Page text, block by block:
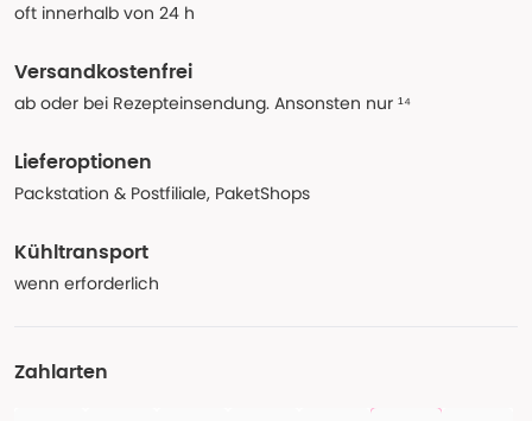
oft innerhalb von 24 h
Versandkostenfrei
ab oder bei Rezepteinsendung. Ansonsten nur ¹⁴
Lieferoptionen
Packstation & Postfiliale, PaketShops
Kühltransport
wenn erforderlich
Zahlarten